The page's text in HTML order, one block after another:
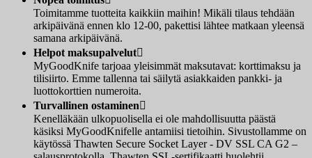
Toimitamme tuotteita kaikkiin maihin! Mikäli tilaus tehdään
arkipäivänä ennen klo 12-00, pakettisi lähtee matkaan yleensä
samana arkipäivänä.
Helpot maksupalvelut
MyGoodKnife tarjoaa yleisimmät maksutavat: korttimaksu ja
tilisiirto. Emme tallenna tai säilytä asiakkaiden pankki- ja
luottokorttien numeroita.
Turvallinen ostaminen
Kenelläkään ulkopuolisella ei ole mahdollisuutta päästä
käsiksi MyGoodKnifelle antamiisi tietoihin. Sivustollamme on
käytössä Thawten Secure Socket Layer - DV SSL CA G2 –